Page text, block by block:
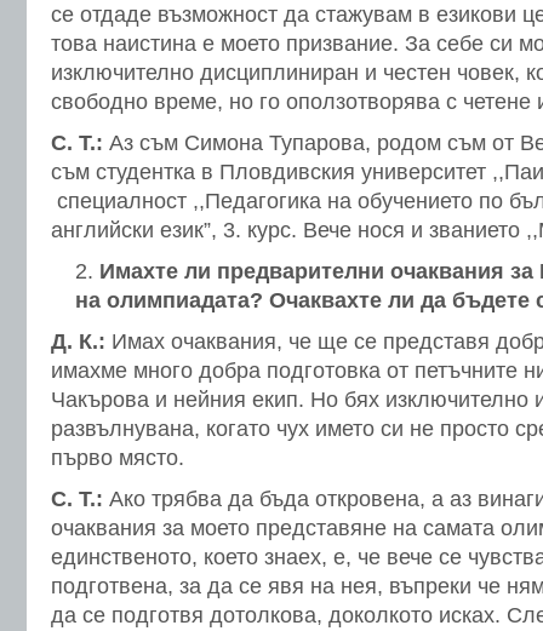
се отдаде възможност да стажувам в езикови
това наистина е моето призвание. За себе си
изключително дисциплиниран и честен човек,
свободно време, но го оползотворява с четене
С. Т.: Аз съм Симона Тупарова, родом съм от
съм студентка в Пловдивския университет
специалност ,,Педагогика на обучението по
английски език”, 3. курс. Вече нося и званието
Имахте ли предварителни очаквания
на олимпиадата? Очаквахте ли да бъдете
Д. К.: Имах очаквания, че ще се представя
имахме много добра подготовка от петъчните
Чакърова и нейния екип. Но бях изключително
развълнувана, когато чух името си не просто
първо място.
С. Т.: Ако трябва да бъда откровена, а аз
очаквания за моето представяне на самата
единственото, което знаех, е, че вече се
подготвена, за да се явя на нея, въпреки че
да се подготвя дотолкова, доколкото исках.